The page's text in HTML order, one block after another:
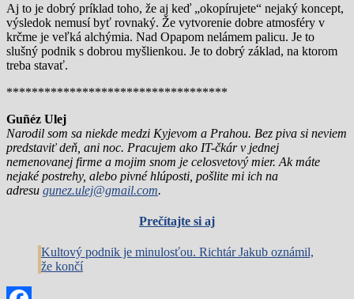
Aj to je dobrý príklad toho, že aj keď „okopírujete“ nejaký koncept,
výsledok nemusí byť rovnaký. Že vytvorenie dobre atmosféry v
krčme je veľká alchýmia. Nad Opapom nelámem palicu. Je to
slušný podnik s dobrou myšlienkou. Je to dobrý základ, na ktorom
treba stavať.
***********************************
Guñéz Ulej
Narodil som sa niekde medzi Kyjevom a Prahou. Bez piva si neviem
predstaviť deň, ani noc. Pracujem ako IT-čkár v jednej
nemenovanej firme a mojim snom je celosvetový mier. Ak máte
nejaké postrehy, alebo pivné hlúposti, pošlite mi ich na
adresu gunez.ulej@gmail.com.
Prečítajte si aj
Kultový podnik je minulosťou. Richtár Jakub oznámil,
že končí